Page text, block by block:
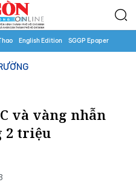
English Edition SGGP Epaper
và vàng nhẫn
2 triệu